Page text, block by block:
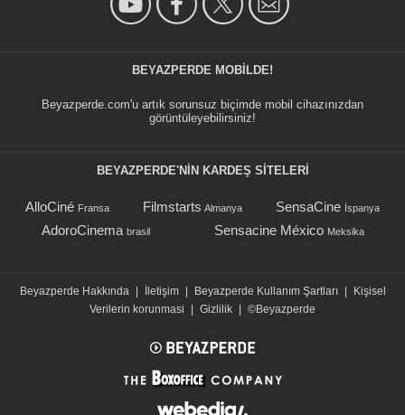
BEYAZPERDE MOBILDE!
Beyazperde.com'u artık sorunsuz biçimde mobil cihazınızdan
görüntüleyebilirsiniz!
BEYAZPERDE'NIN KARDEŞ SİTELERİ
AlloCiné Fransa Filmstarts Almanya SensaCine İspanya
AdoroCinema brasil Sensacine México Meksika
Beyazperde Hakkında İletişim Beyazperde Kullanım Şartları
Kişisel
Verilerin korunmasi
Gizlilik ©Beyazperde